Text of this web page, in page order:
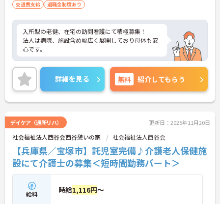
交通費支給
退職金制度あり
入所型の老健、在宅の訪問看護にて積極募集！
法人は病院、施設含め幅広く展開しており母体も安
心です。
詳細を見る 無料 紹介してもらう
デイケア（通所リハ） 更新日：2025年11月20日
社会福祉法人西谷会西谷憩いの家 社会福祉法人西谷会
【兵庫県／宝塚市】託児室完備♪介護老人保健施
設にて介護士の募集＜短時間勤務パート＞
給料 時給1,116円～